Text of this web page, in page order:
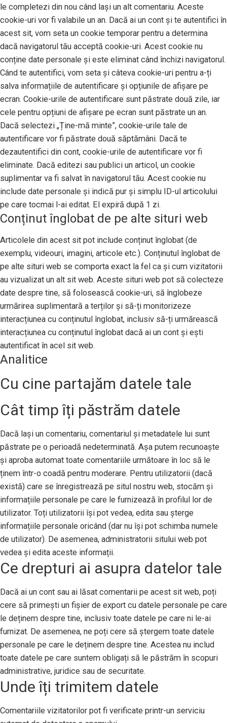
le completezi din nou când lași un alt comentariu. Aceste
cookie-uri vor fi valabile un an. Dacă ai un cont și te autentifici în
acest sit, vom seta un cookie temporar pentru a determina
dacă navigatorul tău acceptă cookie-uri. Acest cookie nu
conține date personale și este eliminat când închizi navigatorul.
Când te autentifici, vom seta și câteva cookie-uri pentru a-ți
salva informațiile de autentificare și opțiunile de afișare pe
ecran. Cookie-urile de autentificare sunt păstrate două zile, iar
cele pentru opțiuni de afișare pe ecran sunt păstrate un an.
Dacă selectezi „Ține-mă minte”, cookie-urile tale de
autentificare vor fi păstrate două săptămâni. Dacă te
dezautentifici din cont, cookie-urile de autentificare vor fi
eliminate. Dacă editezi sau publici un articol, un cookie
suplimentar va fi salvat în navigatorul tău. Acest cookie nu
include date personale și indică pur și simplu ID-ul articolului
pe care tocmai l-ai editat. El expiră după 1 zi.
Conținut înglobat de pe alte situri web
Articolele din acest sit pot include conținut înglobat (de
exemplu, videouri, imagini, articole etc.). Conținutul înglobat de
pe alte situri web se comporta exact la fel ca și cum vizitatorii
au vizualizat un alt sit web. Aceste situri web pot să colecteze
date despre tine, să folosească cookie-uri, să înglobeze
urmărirea suplimentară a terților și să-ți monitorizeze
interacțiunea cu conținutul înglobat, inclusiv să-ți urmărească
interacțiunea cu conținutul înglobat dacă ai un cont și ești
autentificat în acel sit web.
Analitice
Cu cine partajăm datele tale
Cât timp îți păstrăm datele
Dacă lași un comentariu, comentariul și metadatele lui sunt
păstrate pe o perioadă nedeterminată. Așa putem recunoaște
și aproba automat toate comentariile următoare în loc să le
ținem într-o coadă pentru moderare. Pentru utilizatorii (dacă
există) care se înregistrează pe situl nostru web, stocăm și
informațiile personale pe care le furnizează în profilul lor de
utilizator. Toți utilizatorii își pot vedea, edita sau șterge
informațiile personale oricând (dar nu își pot schimba numele
de utilizator). De asemenea, administratorii sitului web pot
vedea și edita aceste informații.
Ce drepturi ai asupra datelor tale
Dacă ai un cont sau ai lăsat comentarii pe acest sit web, poți
cere să primești un fișier de export cu datele personale pe care
le deținem despre tine, inclusiv toate datele pe care ni le-ai
furnizat. De asemenea, ne poți cere să ștergem toate datele
personale pe care le deținem despre tine. Acestea nu includ
toate datele pe care suntem obligați să le păstrăm în scopuri
administrative, juridice sau de securitate.
Unde îți trimitem datele
Comentariile vizitatorilor pot fi verificate printr-un serviciu